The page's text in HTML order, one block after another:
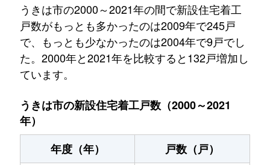
うきは市の2000～2021年の間で新設住宅着工
戸数がもっとも多かったのは2009年で245戸
で、もっとも少なかったのは2004年で9戸でし
た。2000年と2021年を比較すると132戸増加し
ています。
うきは市の新設住宅着工戸数（2000～2021
年）
年度（年）
戸数（戸）